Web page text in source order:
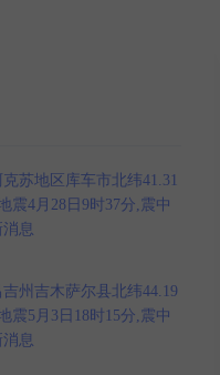
苏地区库车市北纬41.31
震4月28日9时37分,震中
息
州吉木萨尔县北纬44.19
震5月3日18时15分,震中
息